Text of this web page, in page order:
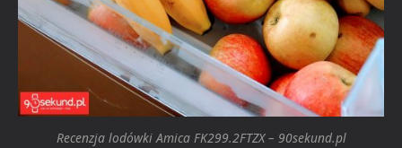
Recenzja lodówki Amica FK299.2FTZX – 90sekund.pl